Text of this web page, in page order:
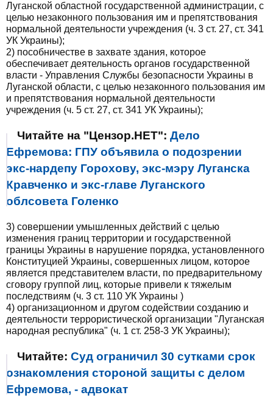
Луганской областной государственной администрации, с
целью незаконного пользования им и препятствования
нормальной деятельности учреждения (ч. 3 ст. 27, ст. 341
УК Украины);
2) пособничестве в захвате здания, которое
обеспечивает деятельность органов государственной
власти - Управления Службы безопасности Украины в
Луганской области, с целью незаконного пользования им
и препятствования нормальной деятельности
учреждения (ч. 5 ст. 27, ст. 341 УК Украины);
Читайте на "Цензор.НЕТ": Дело
Ефремова: ГПУ объявила о подозрении
экс-нардепу Горохову, экс-мэру Луганска
Кравченко и экс-главе Луганского
облсовета Голенко
3) совершении умышленных действий с целью
изменения границ территории и государственной
границы Украины в нарушение порядка, установленного
Конституцией Украины, совершенных лицом, которое
является представителем власти, по предварительному
сговору группой лиц, которые привели к тяжелым
последствиям (ч. 3 ст. 110 УК Украины )
4) организационном и другом содействии созданию и
деятельности террористической организации "Луганская
народная республика" (ч. 1 ст. 258-3 УК Украины);
Читайте: Суд ограничил 30 сутками срок
ознакомления стороной защиты с делом
Ефремова, - адвокат